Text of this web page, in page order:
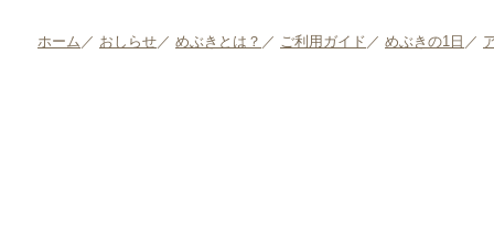
ホーム ／ おしらせ／ めぶきとは？ ／ ご利用ガイド ／ めぶきの1日 ／